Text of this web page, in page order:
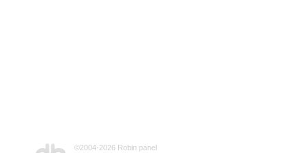
©2004-2026 Robin panel